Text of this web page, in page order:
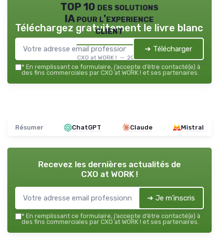
TOP 10 des solutions
IA pour l'experience
client
CXO at WORK ! — 2026
Téléchargez gratuitement le livre blanc
➔ Télécharger
* En remplissant ce formulaire, j’accepte d’être contacté(e) à
des fins commerciales par CXO at WORK ! et ses partenaires.
Résumer ChatGPT Claude Mistral
Recevez les dernières actualités de
CXO at WORK !
➔ Je m'inscris
* En remplissant ce formulaire, j’accepte d’être contacté(e) à
des fins commerciales par CXO at WORK ! et ses partenaires.